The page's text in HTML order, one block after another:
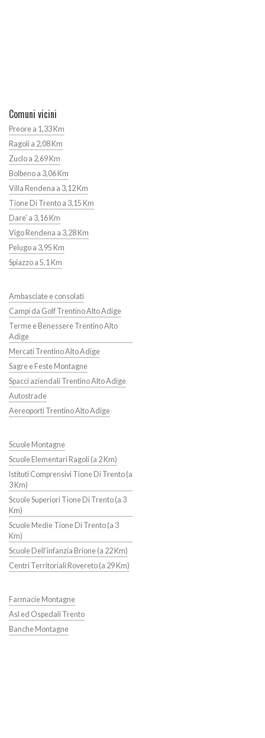
Comuni vicini
Preore a 1,33 Km
Ragoli a 2,08 Km
Zuclo a 2,69 Km
Bolbeno a 3,06 Km
Villa Rendena a 3,12 Km
Tione Di Trento a 3,15 Km
Dare' a 3,16 Km
Vigo Rendena a 3,28 Km
Pelugo a 3,95 Km
Spiazzo a 5,1 Km
Ambasciate e consolati
Campi da Golf Trentino Alto Adige
Terme e Benessere Trentino Alto
Adige
Mercati Trentino Alto Adige
Sagre e Feste Montagne
Spacci aziendali Trentino Alto Adige
Autostrade
Aereoporti Trentino Alto Adige
Scuole Montagne
Scuole Elementari Ragoli (a 2 Km)
Istituti Comprensivi Tione Di Trento (a
3 Km)
Scuole Superiori Tione Di Trento (a 3
Km)
Scuole Medie Tione Di Trento (a 3
Km)
Scuole Dell'infanzia Brione (a 22 Km)
Centri Territoriali Rovereto (a 29 Km)
Farmacie Montagne
Asl ed Ospedali Trento
Banche Montagne